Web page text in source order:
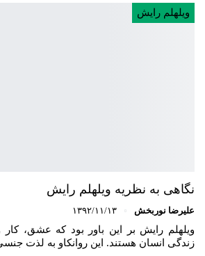
ویلهلم رایش
نگاهی به نظریه ویلهلم رایش
علیرضا نوربخش ۱۳۹۲/۱۱/۱۳
ویلهلم رایش بر این باور بود که عشق،
زندگی انسان هستند. این روانکاو به لذت